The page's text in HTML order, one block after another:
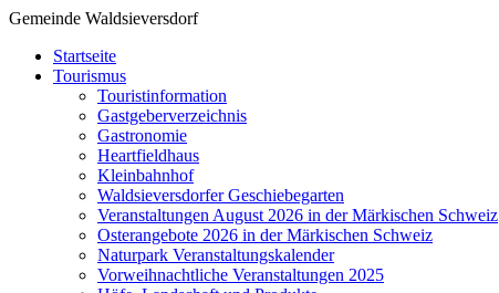
Gemeinde Waldsieversdorf
Startseite
Tourismus
Touristinformation
Gastgeberverzeichnis
Gastronomie
Heartfieldhaus
Kleinbahnhof
Waldsieversdorfer Geschiebegarten
Veranstaltungen August 2026 in der Märkischen Schweiz
Osterangebote 2026 in der Märkischen Schweiz
Naturpark Veranstaltungskalender
Vorweihnachtliche Veranstaltungen 2025